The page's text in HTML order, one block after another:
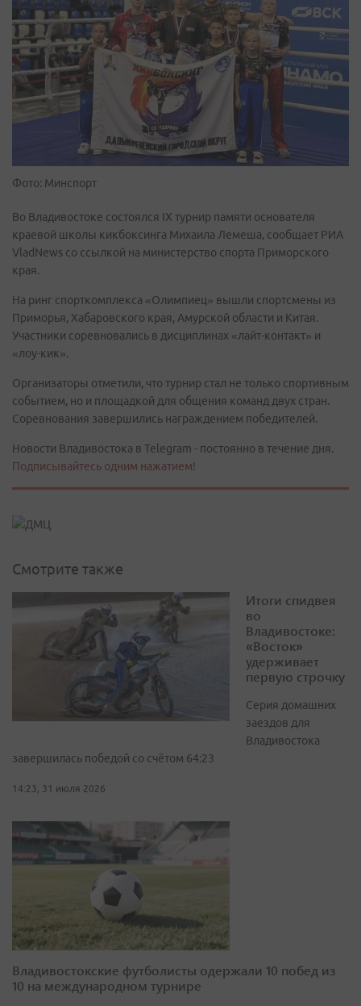
Фото: Минспорт
Во Владивостоке состоялся IX турнир памяти основателя
краевой школы кикбоксинга Михаила Лемеша, сообщает РИА
VladNews со ссылкой на министерство спорта Приморского
края.
На ринг спорткомплекса «Олимпиец» вышли спортсмены из
Приморья, Хабаровского края, Амурской области и Китая.
Участники соревновались в дисциплинах «лайт-контакт» и
«лоу-кик».
Организаторы отметили, что турнир стал не только спортивным
событием, но и площадкой для общения команд двух стран.
Соревнования завершились награждением победителей.
Новости Владивостока в Telegram - постоянно в течение дня.
Подписывайтесь одним нажатием!
Смотрите также
Итоги спидвея
во
Владивостоке:
«Восток»
удерживает
первую строчку
Серия домашних
заездов для
Владивостока
завершилась победой со счётом 64:23
14:23, 31 июля 2026
Владивостокские футболисты одержали 10 побед из
10 на международном турнире